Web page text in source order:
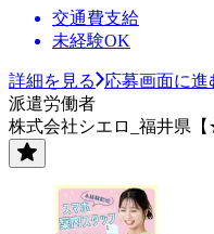
交通費支給
未経験OK
詳細を見る
応募画面に進
派遣労働者
株式会社シエロ_福井県